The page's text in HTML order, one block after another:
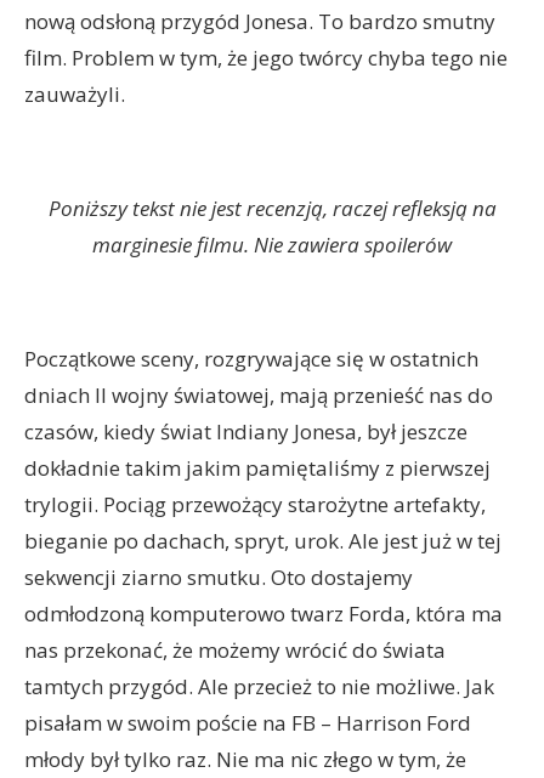
nową odsłoną przygód Jonesa. To bardzo smutny
film. Problem w tym, że jego twórcy chyba tego nie
zauważyli.
Poniższy tekst nie jest recenzją, raczej refleksją na
marginesie filmu. Nie zawiera spoilerów
Początkowe sceny, rozgrywające się w ostatnich
dniach II wojny światowej, mają przenieść nas do
czasów, kiedy świat Indiany Jonesa, był jeszcze
dokładnie takim jakim pamiętaliśmy z pierwszej
trylogii. Pociąg przewożący starożytne artefakty,
bieganie po dachach, spryt, urok. Ale jest już w tej
sekwencji ziarno smutku. Oto dostajemy
odmłodzoną komputerowo twarz Forda, która ma
nas przekonać, że możemy wrócić do świata
tamtych przygód. Ale przecież to nie możliwe. Jak
pisałam w swoim poście na FB – Harrison Ford
młody był tylko raz. Nie ma nic złego w tym, że